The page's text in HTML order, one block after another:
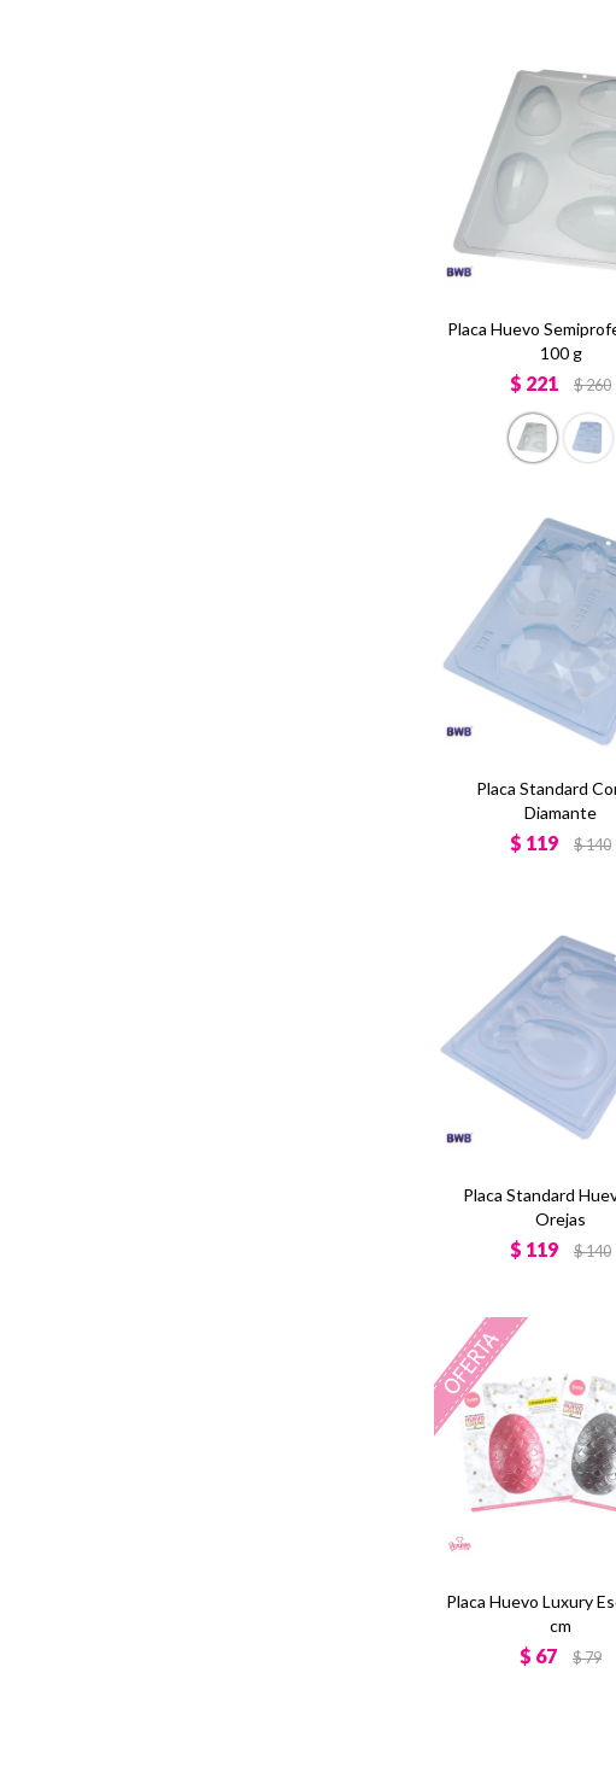
Placa Huevo
100 g
$ 221 $260
Placa Standard
Diamante
$ 119 $140
Placa Standard
Orejas
$ 119 $140
Placa Huevo Luxury
cm
$ 67 $79